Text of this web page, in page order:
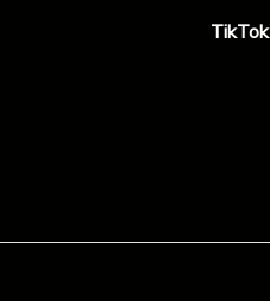
TikTok